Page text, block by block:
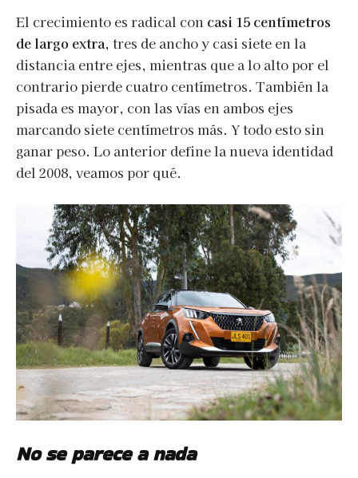
El crecimiento es radical con casi 15 centímetros
de largo extra, tres de ancho y casi siete en la
distancia entre ejes, mientras que a lo alto por el
contrario pierde cuatro centímetros. También la
pisada es mayor, con las vías en ambos ejes
marcando siete centímetros más. Y todo esto sin
ganar peso. Lo anterior define la nueva identidad
del 2008, veamos por qué.
No se parece a nada